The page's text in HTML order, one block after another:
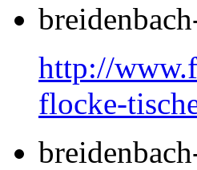
http://
flocke-